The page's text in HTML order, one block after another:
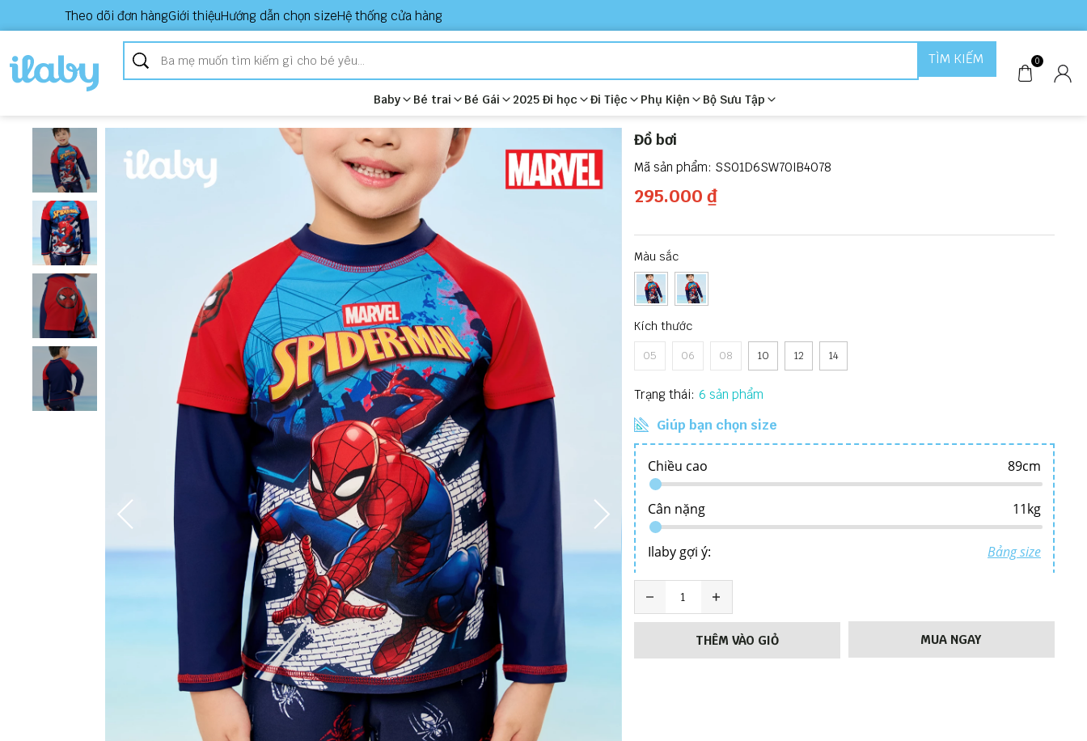
Theo dõi đơn hàngGiới thiệuHướng dẫn chọn sizeHệ thống cửa hàng
0
Baby Bé trai Bé Gái 2025 Đi học Đi Tiệc Phụ Kiện Bộ Sưu Tập
TÌM KIẾM
Đồ bơi
295.000 ₫
Màu sắc
Kích thước
05 06 08 10 12 14
THÊM VÀO GIỎ MUA NGAY
Giúp bạn chọn size
SS01D6SW70IB4078
Trạng thái: 6